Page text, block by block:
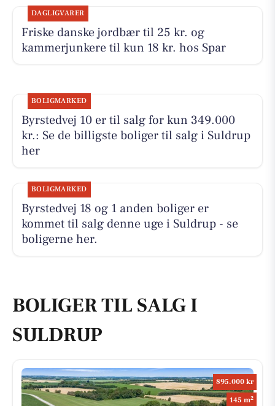
DAGLIGVARER
Friske danske jordbær til 25 kr. og
kammerjunkere til kun 18 kr. hos Spar
BOLIGMARKED
Byrstedvej 10 er til salg for kun 349.000
kr.: Se de billigste boliger til salg i Suldrup
her
BOLIGMARKED
Byrstedvej 18 og 1 anden boliger er
kommet til salg denne uge i Suldrup - se
boligerne her.
BOLIGER TIL SALG I
SULDRUP
895.000 kr
145 m2